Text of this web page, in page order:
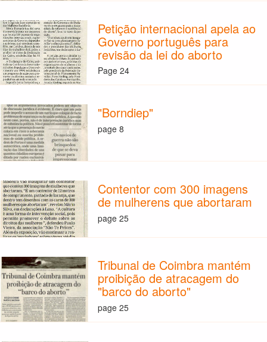
Petição internacional apela ao
Governo português para
revisão da lei do aborto
Page 24
"Borndiep"
page 8
Contentor com 300 imagens
de mulherens que abortaram
page 25
Tribunal de Coimbra mantém
proibição de atracagem do
"barco do aborto"
page 25